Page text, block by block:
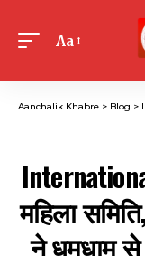
Font
Aa
Aanchalik Khabre > Blog >
महिला
ने धूमधाम से